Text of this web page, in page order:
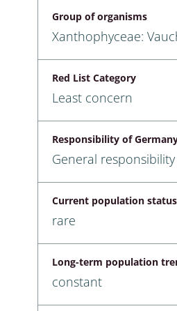
Group of organisms
Xanthophyceae:
Red List Category
Least concern
Responsibility of
General responsibility
Current population status
rare
Long-term population
constant